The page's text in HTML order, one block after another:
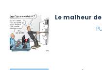
Le malheur